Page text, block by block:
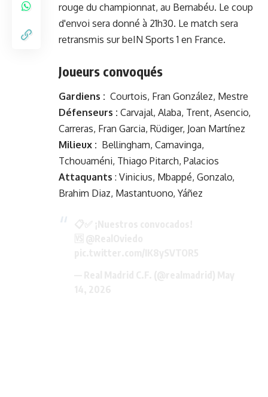
rouge du championnat, au Bernabéu. Le coup
d'envoi sera donné à 21h30. Le match sera
retransmis sur beIN Sports 1 en France.
Joueurs convoqués
Gardiens : Courtois, Fran González, Mestre
Défenseurs : Carvajal, Alaba, Trent, Asencio,
Carreras, Fran Garcia, Rüdiger, Joan Martínez
Milieux : Bellingham, Camavinga,
Tchouaméni, Thiago Pitarch, Palacios
Attaquants : Vinicius, Mbappé, Gonzalo,
Brahim Diaz, Mastantuono, Yáñez